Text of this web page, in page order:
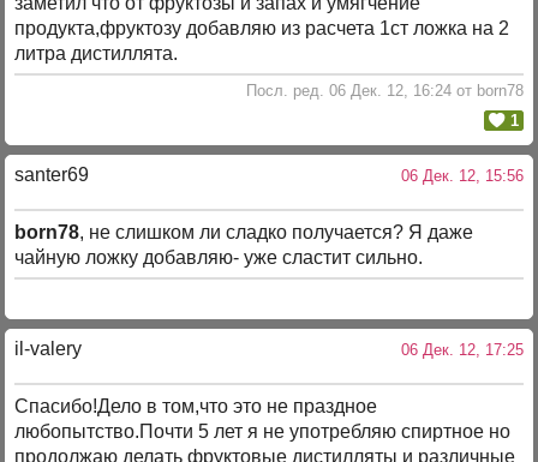
продукта,фруктозу добавляю из расчета 1ст ложка на 2
литра дистиллята.
Посл. ред. 06 Дек. 12, 16:24 от born78
1
santer69 06 Дек. 12, 15:56
born78, не слишком ли сладко получается? Я даже
чайную ложку добавляю- уже сластит сильно.
il-valery 06 Дек. 12, 17:25
Спасибо!Дело в том,что это не праздное
любопытство.Почти 5 лет я не употребляю спиртное но
продолжаю делать фруктовые дистилляты и различные